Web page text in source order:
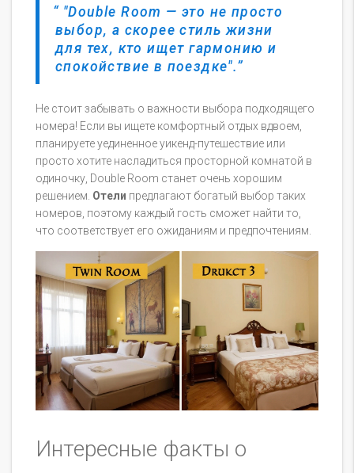
"Double Room — это не просто
выбор, а скорее стиль жизни
для тех, кто ищет гармонию и
спокойствие в поездке".
Не стоит забывать о важности выбора подходящего
номера! Если вы ищете комфортный отдых вдвоем,
планируете уединенное уикенд-путешествие или
просто хотите насладиться просторной комнатой в
одиночку, Double Room станет очень хорошим
решением. Отели предлагают богатый выбор таких
номеров, поэтому каждый гость сможет найти то,
что соответствует его ожиданиям и предпочтениям.
Интересные факты о